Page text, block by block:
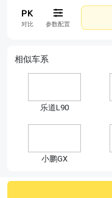
对比 参数配置
相似车系
乐道L90
小鹏GX